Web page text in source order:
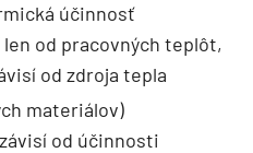
účinnosť
od pracovných teplôt,
od zdroja tepla
materiálov)
od účinnosti